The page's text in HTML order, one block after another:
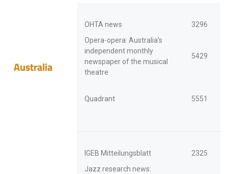
Australia
OHTA news
3296
Opera-opera: Australia’s
independent monthly
newspaper of the musical
theatre
5429
Quadrant 5551
IGEB Mitteilungsblatt
2325
Jazz research news: